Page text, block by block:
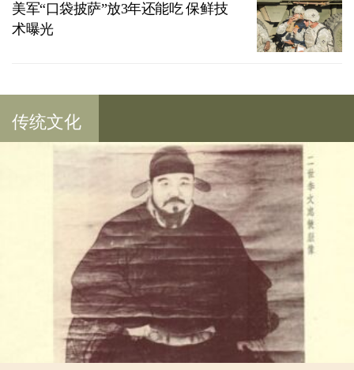
美军“口袋披萨”放3年还能吃 保鲜技
术曝光
传统文化